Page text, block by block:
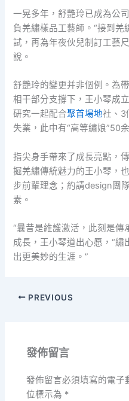
一晃多年，舒艷玲已成為公
負羌繡樣品工藝師。“接到
試，再為年夜伙兒制訂工藝
說。
舒艷玲的變更并非個例。為
相干部分支撐下，王小琴成
研究一起配合聚首場地社、3
失業，此中有“高等繡娘”50
指尖身手帶來了成長亮點，
掘羌繡傳統魅力的王小琴，
步前輩理念；約請design團
素。
“曩昔是維護激活，此刻是傳
成長，王小琴道出心愿，“
出更美妙的生涯。”
PREVIOUS
發佈留言
發佈留言必須填寫的電子
位標示為 *